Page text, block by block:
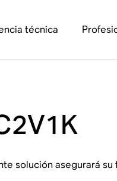
técnica
solución asegurará su